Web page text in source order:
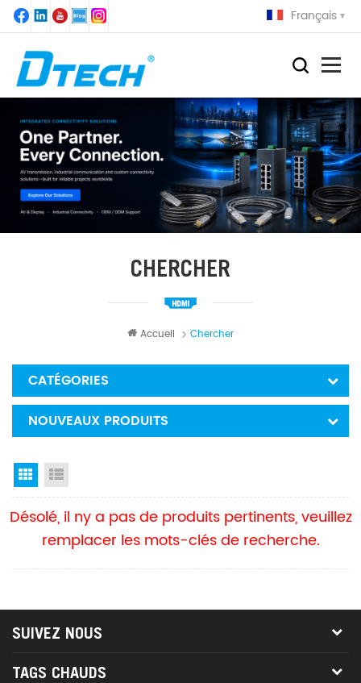
Français
CHERCHER
Accueil Chercher
CATÉGORIES
NOUVEAUX PRODUITS
Grid View
Désolé, il ny a pas de produits pertinents, veuillez
remplacer les mots-clés de recherche.
SUIVEZ NOUS
TAGS CHAUDS